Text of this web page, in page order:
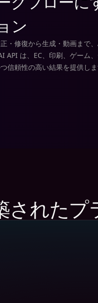
ン
・修復から生成・動画まで
API は、EC、印刷、ゲーム
信頼性の高い結果を提供しま
されたプ